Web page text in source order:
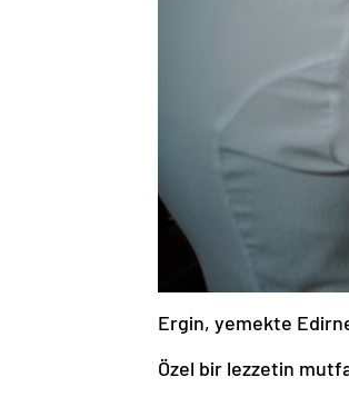
Ergin, yemekte
Özel bir lezzetin